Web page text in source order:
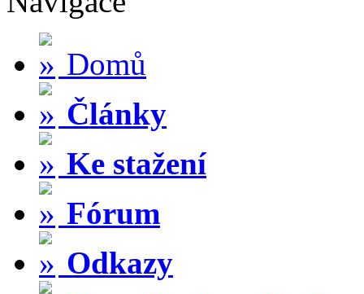
Domů
Články
Ke stažení
Fórum
Odkazy